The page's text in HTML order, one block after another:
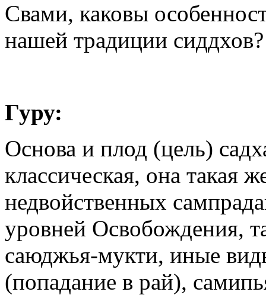
Свами, каковы
нашей традиции сиддхов?
Гуру:
Основа и плод (цель)
классическая, она такая
недвойственных
уровней Освобождения,
саюджья-мукти, иные
(попадание в рай),